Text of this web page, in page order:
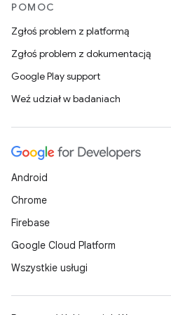
POMOC
Zgłoś problem z platformą
Zgłoś problem z dokumentacją
Google Play support
Weź udział w badaniach
Android
Chrome
Firebase
Google Cloud Platform
Wszystkie usługi